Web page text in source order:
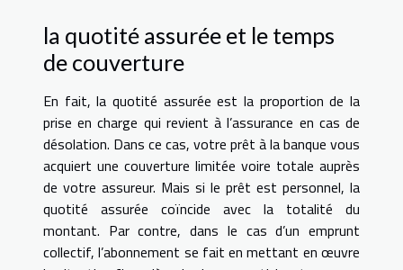
la quotité assurée et le temps
de couverture
En fait, la quotité assurée est la proportion de la
prise en charge qui revient à l’assurance en cas de
désolation. Dans ce cas, votre prêt à la banque vous
acquiert une couverture limitée voire totale auprès
de votre assureur. Mais si le prêt est personnel, la
quotité assurée coïncide avec la totalité du
montant. Par contre, dans le cas d’un emprunt
collectif, l’abonnement se fait en mettant en œuvre